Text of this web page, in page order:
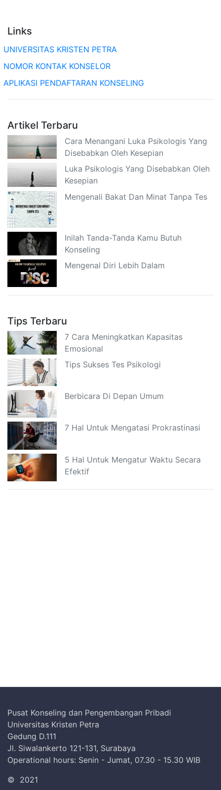
Links
UNIVERSITAS KRISTEN PETRA
NOMOR KONTAK KONSELOR
APLIKASI PENDAFTARAN KONSELING
Artikel Terbaru
Cara Menangani Luka Psikologis Yang
Disebabkan Oleh Kesepian
Luka Psikologis Yang Disebabkan Oleh
Kesepian
Mengenali Bakat Dan Minat Tanpa Tes
Inilah Tanda-Tanda Kamu Butuh
Konseling
Mengenal Diri Lebih Dalam
Tips Terbaru
7 Cara Meningkatkan Kapasitas
Emosional
Tips Sukses Tes Psikologi
Berbicara Di Depan Umum
7 Hal Untuk Mengatasi Prokrastinasi
5 Hal Untuk Mengatur Waktu Secara
Efektif
Pusat Konseling dan Pengembangan Pribadi
Universitas Kristen Petra
Gedung D.111
Jl. Siwalankerto 121-131, Surabaya
Operational hours: Senin - Jumat, 07.30 - 15.30 WIB
© 2021